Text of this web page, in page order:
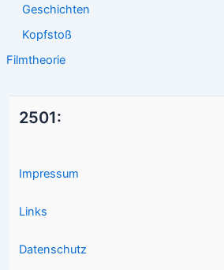
Geschichten
Kopfstoß
Filmtheorie
2501:
Impressum
Links
Datenschutz